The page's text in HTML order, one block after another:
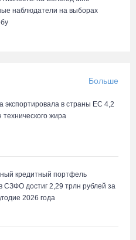
Дни Великого Устюга
наблюдатели на выборах
Больше
экспортировала в страны ЕС 4,2
технического жира
кредитный портфель
СЗФО достиг 2,29 трлн рублей за
2026 года